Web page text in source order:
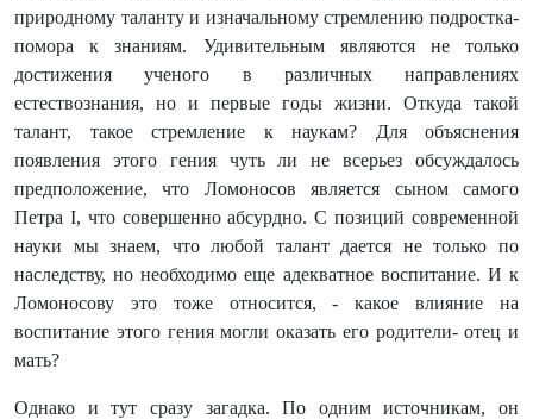
природному таланту и изначальному стремлению подростка-
помора к знаниям. Удивительным являются не только
достижения ученого в различных направлениях
естествознания, но и первые годы жизни. Откуда такой
талант, такое стремление к наукам? Для объяснения
появления этого гения чуть ли не всерьез обсуждалось
предположение, что Ломоносов является сыном самого
Петра I, что совершенно абсурдно. С позиций современной
науки мы знаем, что любой талант дается не только по
наследству, но необходимо еще адекватное воспитание. И к
Ломоносову это тоже относится, - какое влияние на
воспитание этого гения могли оказать его родители- отец и
мать?
Однако и тут сразу загадка. По одним источникам, он